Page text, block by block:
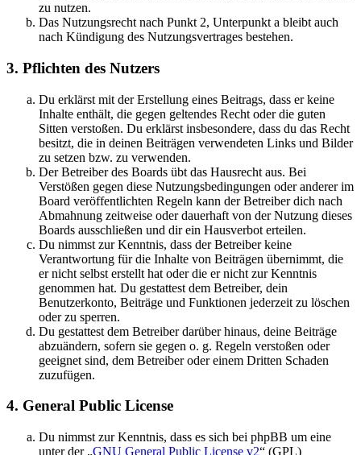
zu nutzen.
Das Nutzungsrecht nach Punkt 2, Unterpunkt a bleibt auch
nach Kündigung des Nutzungsvertrages bestehen.
3. Pflichten des Nutzers
Du erklärst mit der Erstellung eines Beitrags, dass er keine
Inhalte enthält, die gegen geltendes Recht oder die guten
Sitten verstoßen. Du erklärst insbesondere, dass du das Recht
besitzt, die in deinen Beiträgen verwendeten Links und Bilder
zu setzen bzw. zu verwenden.
Der Betreiber des Boards übt das Hausrecht aus. Bei
Verstößen gegen diese Nutzungsbedingungen oder anderer im
Board veröffentlichten Regeln kann der Betreiber dich nach
Abmahnung zeitweise oder dauerhaft von der Nutzung dieses
Boards ausschließen und dir ein Hausverbot erteilen.
Du nimmst zur Kenntnis, dass der Betreiber keine
Verantwortung für die Inhalte von Beiträgen übernimmt, die
er nicht selbst erstellt hat oder die er nicht zur Kenntnis
genommen hat. Du gestattest dem Betreiber, dein
Benutzerkonto, Beiträge und Funktionen jederzeit zu löschen
oder zu sperren.
Du gestattest dem Betreiber darüber hinaus, deine Beiträge
abzuändern, sofern sie gegen o. g. Regeln verstoßen oder
geeignet sind, dem Betreiber oder einem Dritten Schaden
zuzufügen.
4. General Public License
Du nimmst zur Kenntnis, dass es sich bei phpBB um eine
unter der „GNU General Public License v2“ (GPL)